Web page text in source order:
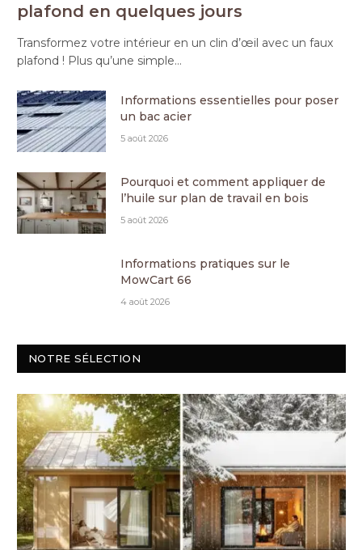
plafond en quelques jours
Transformez votre intérieur en un clin d’œil avec un faux
plafond ! Plus qu’une simple…
Informations essentielles pour poser
un bac acier
5 août 2026
Pourquoi et comment appliquer de
l’huile sur plan de travail en bois
5 août 2026
Informations pratiques sur le
MowCart 66
4 août 2026
NOTRE SÉLECTION